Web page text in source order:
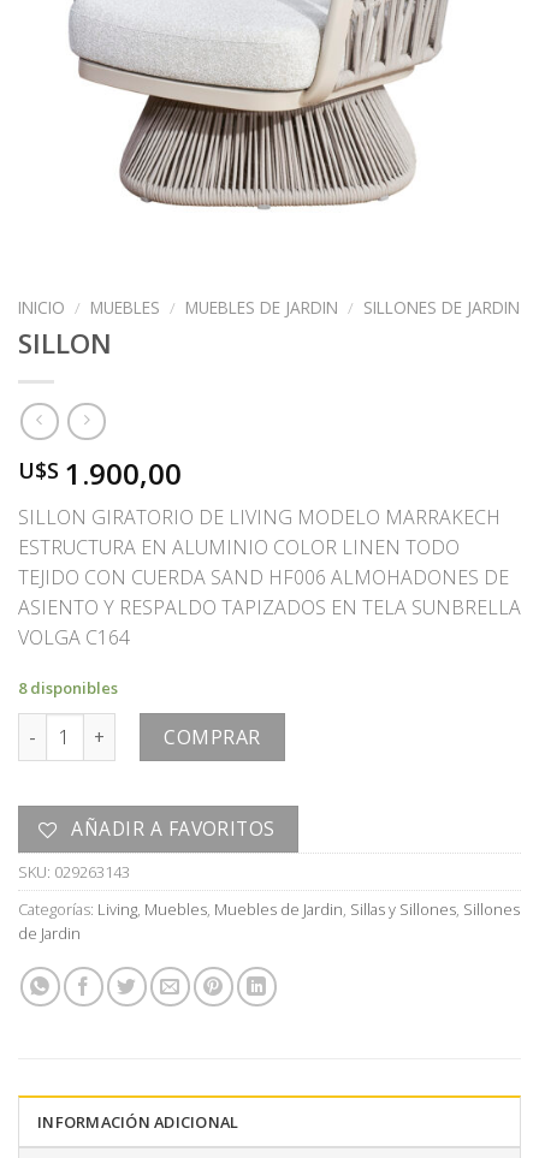
INICIO / MUEBLES / MUEBLES DE JARDIN / SILLONES DE JARDIN
SILLON
U$S 1.900,00
SILLON GIRATORIO DE LIVING MODELO MARRAKECH
ESTRUCTURA EN ALUMINIO COLOR LINEN TODO
TEJIDO CON CUERDA SAND HF006 ALMOHADONES DE
ASIENTO Y RESPALDO TAPIZADOS EN TELA SUNBRELLA
VOLGA C164
8 disponibles
SILLON cantidad COMPRAR
AÑADIR A FAVORITOS
SKU: 029263143
Categorías: Living, Muebles, Muebles de Jardin, Sillas y Sillones, Sillones
de Jardin
INFORMACIÓN ADICIONAL